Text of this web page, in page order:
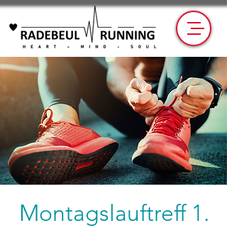
Montagslauftreff 1.